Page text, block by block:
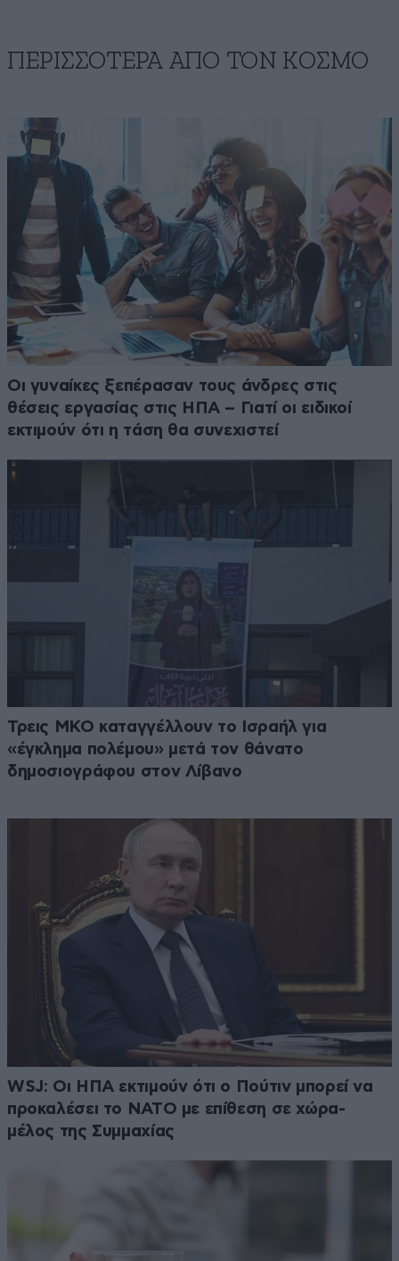
ΠΕΡΙΣΣΟΤΕΡΑ ΑΠΟ ΤΟΝ ΚΟΣΜΟ
Οι γυναίκες ξεπέρασαν τους άνδρες στις
θέσεις εργασίας στις ΗΠΑ – Γιατί οι ειδικοί
εκτιμούν ότι η τάση θα συνεχιστεί
Τρεις ΜΚΟ καταγγέλλουν το Ισραήλ για
«έγκλημα πολέμου» μετά τον θάνατο
δημοσιογράφου στον Λίβανο
WSJ: Οι ΗΠΑ εκτιμούν ότι ο Πούτιν μπορεί να
προκαλέσει το ΝΑΤΟ με επίθεση σε χώρα-
μέλος της Συμμαχίας